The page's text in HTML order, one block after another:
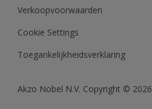
Verkoopvoorwaarden
Cookie Settings
Toegankelijkheidsverklaring
Akzo Nobel N.V. Copyright © 2026